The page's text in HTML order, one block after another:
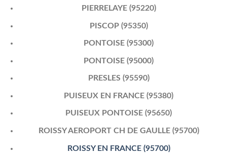
PIERRELAYE (95220)
PISCOP (95350)
PONTOISE (95300)
PONTOISE (95000)
PRESLES (95590)
PUISEUX EN FRANCE (95380)
PUISEUX PONTOISE (95650)
ROISSY AEROPORT CH DE GAULLE (95700)
ROISSY EN FRANCE (95700)